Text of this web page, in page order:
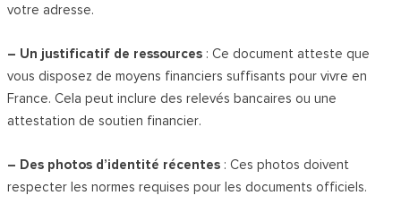
votre adresse.
– Un justificatif de ressources : Ce document atteste que
vous disposez de moyens financiers suffisants pour vivre en
France. Cela peut inclure des relevés bancaires ou une
attestation de soutien financier.
– Des photos d’identité récentes : Ces photos doivent
respecter les normes requises pour les documents officiels.